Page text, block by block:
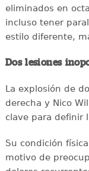
eliminados en
incluso tener
estilo diferente,
Dos lesiones
La explosión de
derecha y Nico
clave para definir
Su condición
motivo de